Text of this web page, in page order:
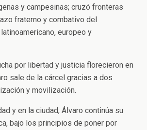
y campesinas; cruzó fronteras
fraterno y combativo del
europeo y
por libertad y justicia florecieron en
sale de la cárcel gracias a dos
y movilización.
y en la ciudad, Álvaro continúa su
bajo los principios de poner por